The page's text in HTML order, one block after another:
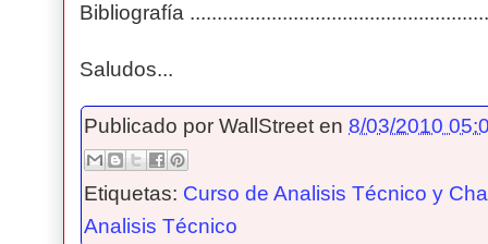
Bibliografía
Saludos...
Publicado porWallStreet en8/03/2010
Etiquetas: Curso de Analisis Técnico y
Analisis Técnico